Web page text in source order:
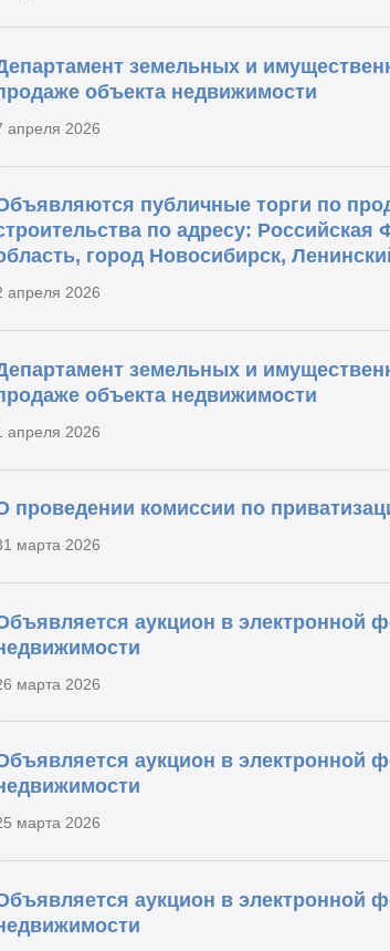
земельных и
объекта недвижимости
апреля 2026
публичные торги по
по адресу: Российская
город Новосибирск,
апреля 2026
земельных и
объекта недвижимости
апреля 2026
проведении комиссии по
марта 2026
аукцион в электронной
марта 2026
аукцион в электронной
марта 2026
аукцион в электронной